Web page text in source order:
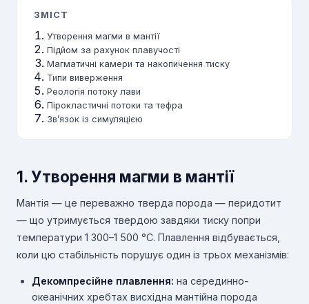
ЗМІСТ
Утворення магми в мантії
Підйом за рахунок плавучості
Магматичні камери та накопичення тиску
Типи виверження
Реологія потоку лави
Пірокластичні потоки та тефра
Зв’язок із симуляцією
1. Утворення магми в мантії
Мантія — це переважно тверда порода — перидотит
— що утримується твердою завдяки тиску попри
температури 1 300–1 500 °C. Плавлення відбувається,
коли цю стабільність порушує один із трьох механізмів:
Декомпресійне плавлення: на серединно-
океанічних хребтах висхідна мантійна порода